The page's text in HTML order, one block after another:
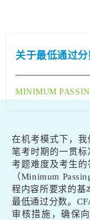
关于最低通过
MINIMUM
在机考模式下，
笔考时期的一贯
考题难度及考生
（Minimum
程内容所要求的基
最低通过分数。
审核措施，确保